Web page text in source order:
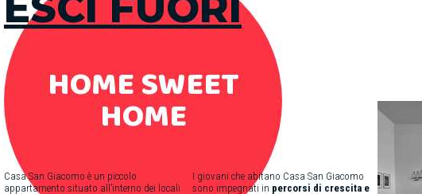
HOME SWEET
HOME
Casa San Giacomo è un piccolo
appartamento situato all’interno dei locali
I giovani che abitano Casa San Giacomo
sono impegnati in percorsi di crescita e